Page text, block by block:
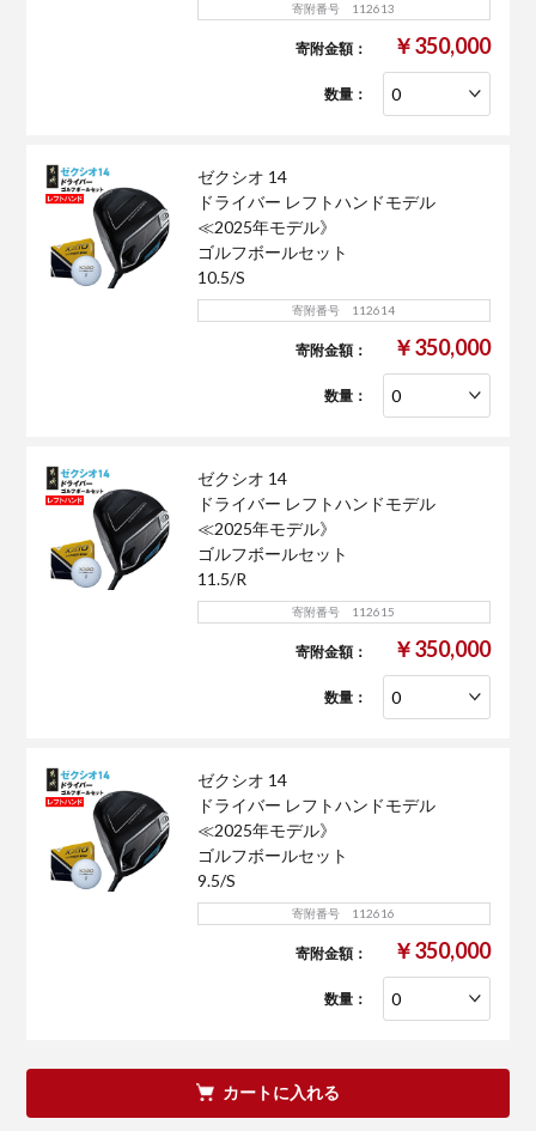
寄附番号 112613
寄附金額： ￥350,000
数量：
ゼクシオ 14
ドライバー レフトハンドモデル
≪2025年モデル》
ゴルフボールセット
10.5/S
寄附番号 112614
寄附金額： ￥350,000
数量：
ゼクシオ 14
ドライバー レフトハンドモデル
≪2025年モデル》
ゴルフボールセット
11.5/R
寄附番号 112615
寄附金額： ￥350,000
数量：
ゼクシオ 14
ドライバー レフトハンドモデル
≪2025年モデル》
ゴルフボールセット
9.5/S
寄附番号 112616
寄附金額： ￥350,000
数量：
カートに入れる